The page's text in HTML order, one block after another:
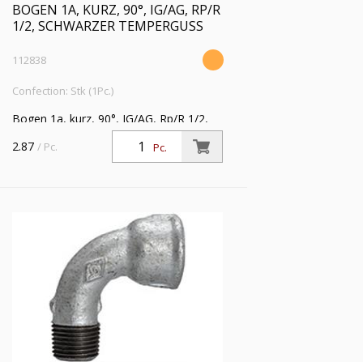
BOGEN 1A, KURZ, 90°, IG/AG, RP/R
1/2, SCHWARZER TEMPERGUSS
112838
Confection: Stk (1Pc.)
Bogen 1a, kurz, 90°, IG/AG, Rp/R 1/2,
Betriebstemperatur -20 °C bis 300 °C,
schwarzer Temperguss, feuerverzinkt,
Pc.
2.87 / Pc.